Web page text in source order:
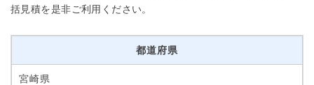
括見積を是非ご利用ください。
都道府県
宮崎県